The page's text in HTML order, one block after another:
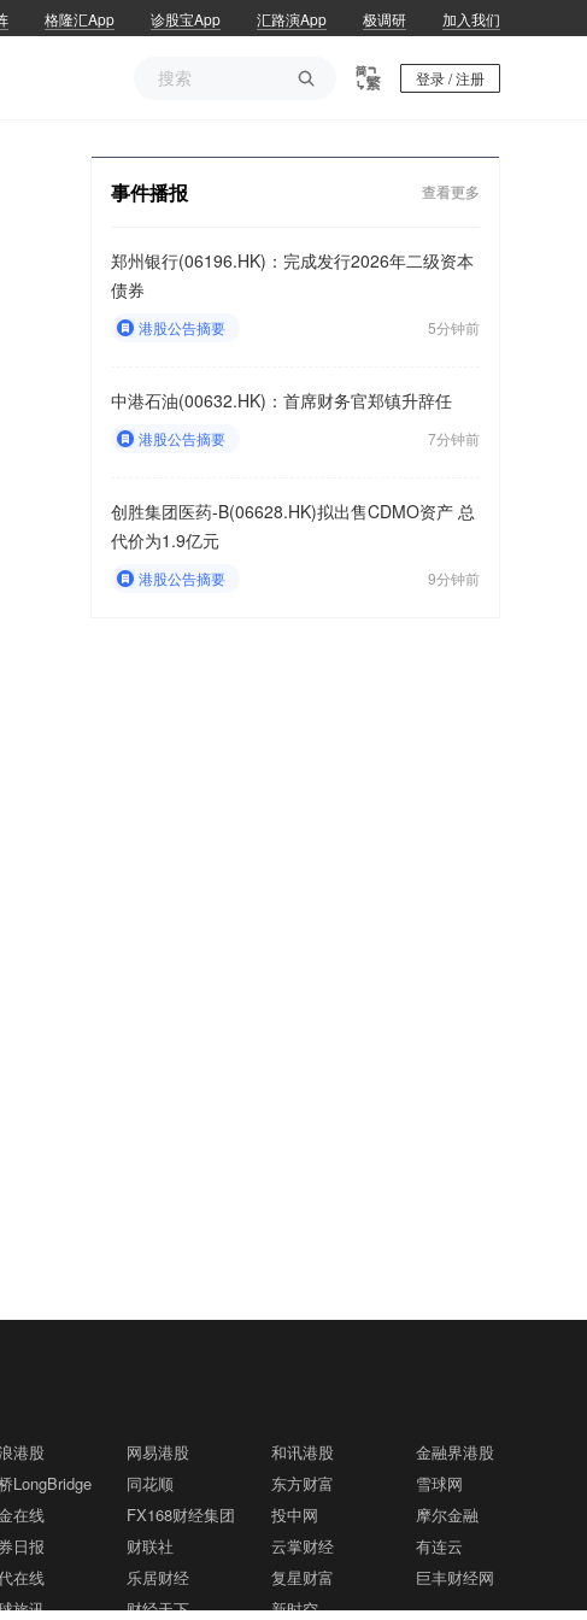
格隆汇App 诊股宝App 汇路演App 极调研 加入我们
 登录 / 注册
事件播报 查看更多
郑州银行(06196.HK)：完成发行2026年二级资本
债券
港股公告摘要 5分钟前
中港石油(00632.HK)：首席财务官郑镇升辞任
港股公告摘要 7分钟前
创胜集团医药-B(06628.HK)拟出售CDMO资产 总
代价为1.9亿元
港股公告摘要 9分钟前
港股 网易港股 和讯港股
金融界港股
LongBridge 同花顺 东方财富
雪球网
在线 FX168财经集团 投中网
摩尔金融
日报 财联社 云掌财经
有连云
在线 乐居财经 复星财富
巨丰财经网
旅讯 财经天下 新时空